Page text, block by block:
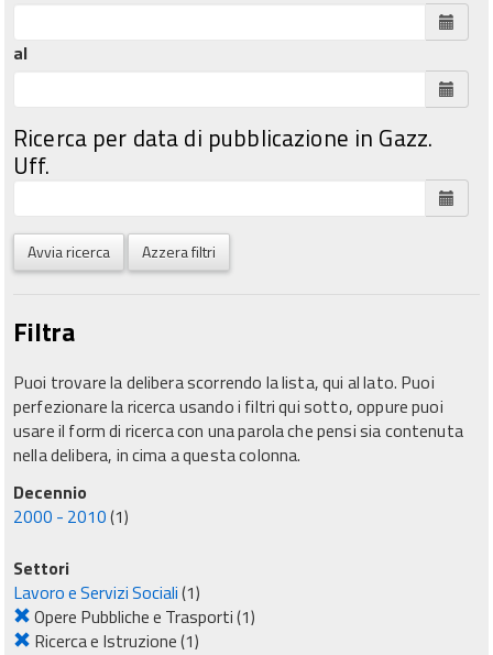
al
Ricerca per data di pubblicazione in Gazz.
Uff.
Avvia ricerca Azzera filtri
Filtra
Puoi trovare la delibera scorrendo la lista, qui al lato. Puoi
perfezionare la ricerca usando i filtri qui sotto, oppure puoi
usare il form di ricerca con una parola che pensi sia contenuta
nella delibera, in cima a questa colonna.
Decennio
2000 - 2010(1)
Settori
Lavoro e Servizi Sociali(1)
Opere Pubbliche e Trasporti(1)
Ricerca e Istruzione(1)